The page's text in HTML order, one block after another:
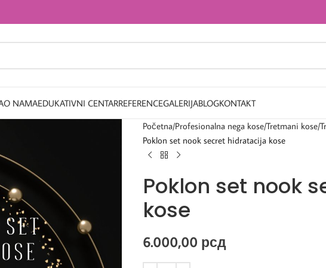
O NAMAEDUKATIVNI CENTARREFERENCEGALERIJABLOGKONTAKT
Početna Profesionalna nega kose Tretmani kose
Poklon set nook secret hidratacija kose
Poklon set nook
kose
6.000,00 рсд